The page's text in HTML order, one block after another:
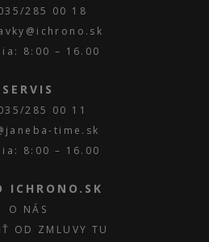
285 00 18
8:00 – 16.00
SERVIS
285 00 11
time.sk
8:00 – 16.00
ICHRONO.SK
O NÁS
OD ZMLUVY TU